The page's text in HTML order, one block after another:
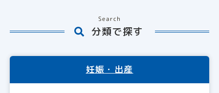
Search
分類で探す
妊娠・出産